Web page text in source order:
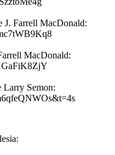
J. Farrell MacDonald:
MacDonald:
Larry Semon: